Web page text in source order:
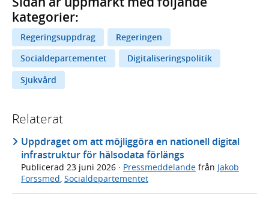
kategorier:
Regeringsuppdrag
Regeringen
Socialdepartementet
Digitaliseringspolitik
Sjukvård
Relaterat
Uppdraget om att möjliggöra en nationell digital
infrastruktur för hälsodata förlängs
Publicerad 23 juni 2026 · Pressmeddelande från Jakob
Forssmed, Socialdepartementet